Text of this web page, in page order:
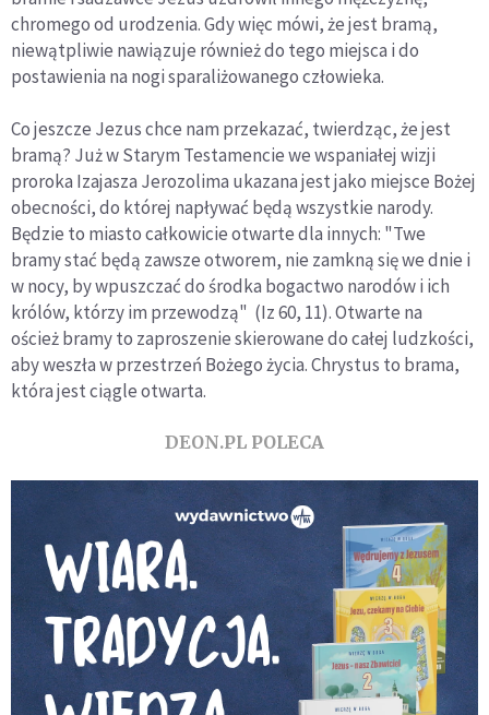
chromego od urodzenia. Gdy więc mówi, że jest bramą,
niewątpliwie nawiązuje również do tego miejsca i do
postawienia na nogi sparaliżowanego człowieka.
Co jeszcze Jezus chce nam przekazać, twierdząc, że jest
bramą? Już w Starym Testamencie we wspaniałej wizji
proroka Izajasza Jerozolima ukazana jest jako miejsce Bożej
obecności, do której napływać będą wszystkie narody.
Będzie to miasto całkowicie otwarte dla innych: "Twe
bramy stać będą zawsze otworem, nie zamkną się we dnie i
w nocy, by wpuszczać do środka bogactwo narodów i ich
królów, którzy im przewodzą" (Iz 60, 11). Otwarte na
oścież bramy to zaproszenie skierowane do całej ludzkości,
aby weszła w przestrzeń Bożego życia. Chrystus to brama,
która jest ciągle otwarta.
DEON.PL POLECA